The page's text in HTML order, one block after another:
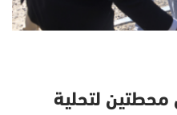
محطتين لتحلية